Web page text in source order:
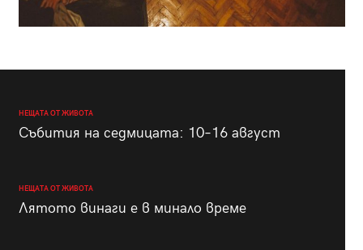
НЕЩАТА ОТ ЖИВОТА
Събития на седмицата: 10–16 август
НЕЩАТА ОТ ЖИВОТА
Лятото винаги е в минало време